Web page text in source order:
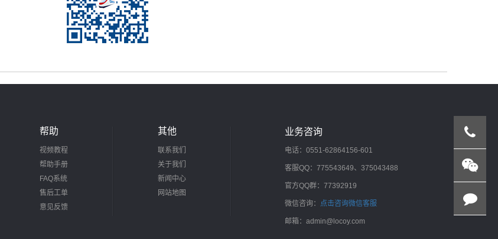
帮助
视频教程
帮助手册
FAQ系统
售后工单
意见反馈
其他
联系我们
关于我们
新闻中心
网站地图
业务咨询
电话：0551-62864156-601
客服QQ：775543649、375043488
官方QQ群：77392919
微信咨询： 点击咨询微信客服
邮箱：admin@locoy.com